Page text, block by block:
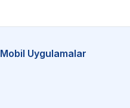
Mobil Uygulamalar